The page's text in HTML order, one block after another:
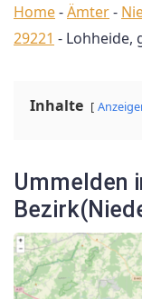
Home-Ämter-
29221 - Lohheide,
Inhalte
Ummelden